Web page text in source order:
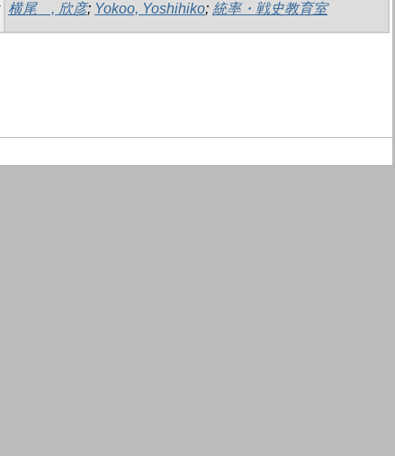
横尾 , 欣彦; Yokoo, Yoshihiko; 統率・戦史教育室